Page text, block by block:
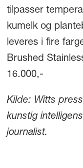
tilpasser
kumelk og
leveres i fire
Brushed
16.000,-
Kilde: Witts
kunstig
journalist.